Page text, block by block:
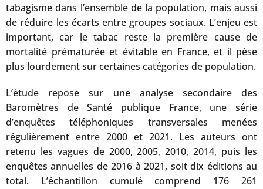
tabagisme dans l’ensemble de la population, mais aussi
de réduire les écarts entre groupes sociaux. L’enjeu est
important, car le tabac reste la première cause de
mortalité prématurée et évitable en France, et il pèse
plus lourdement sur certaines catégories de population.
L’étude repose sur une analyse secondaire des
Baromètres de Santé publique France, une série
d’enquêtes téléphoniques transversales menées
régulièrement entre 2000 et 2021. Les auteurs ont
retenu les vagues de 2000, 2005, 2010, 2014, puis les
enquêtes annuelles de 2016 à 2021, soit dix éditions au
total. L’échantillon cumulé comprend 176 261